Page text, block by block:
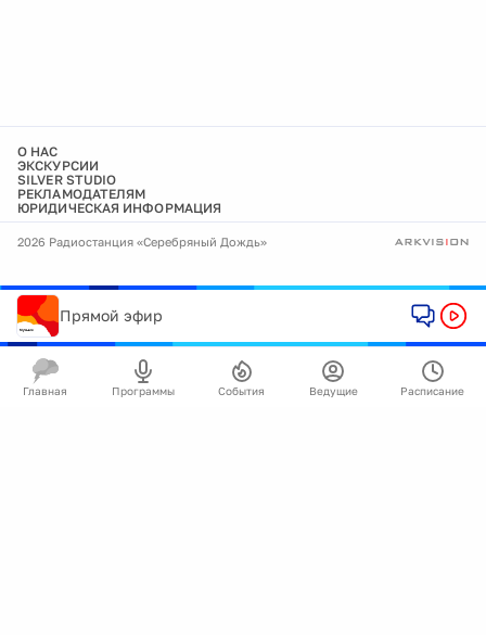
О НАС
ЭКСКУРСИИ
SILVER STUDIO
РЕКЛАМОДАТЕЛЯМ
ЮРИДИЧЕСКАЯ ИНФОРМАЦИЯ
2026 Радиостанция «Серебряный Дождь»
Прямой эфир
Главная Программы События Ведущие Расписание